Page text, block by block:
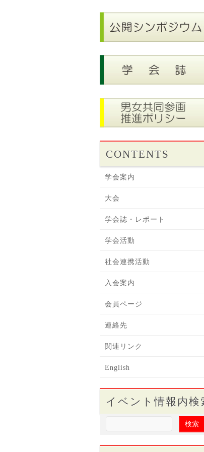
CONTENTS
学会案内
大会
学会誌・レポート
学会活動
社会連携活動
入会案内
会員ページ
連絡先
関連リンク
English
イベント情報内検